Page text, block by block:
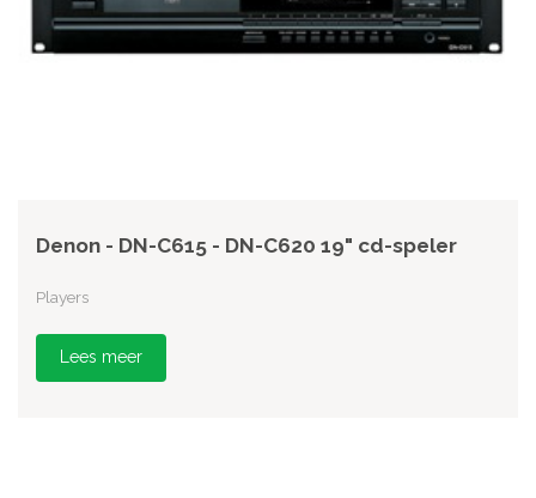
Denon - DN-C615 - DN-C620 19" cd-speler
Players
Lees meer